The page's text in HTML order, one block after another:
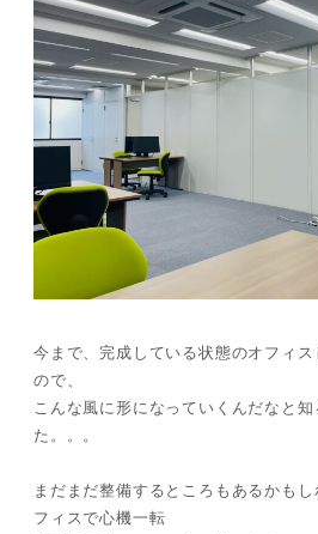
今まで、完成している状態のオフィ
ので、
こんな風に形になっていくんだなと
た。。。
まだまだ整備するところもあるかも
フィスで心機一転